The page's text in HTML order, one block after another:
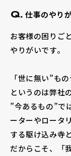
Q. 仕事のやり
お客様の困りご
やりがいです。
「世に無い”も
というのは弊社
”今あるもの”で
ーターやロータ
する駆け込み寺
だからこそ、「